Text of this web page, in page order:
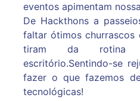
eventos apimentam
De Hackthons a
faltar ótimos churrascos
tiram da rotina
escritório.Sentindo-se
fazer o que fazemos
tecnológicas!